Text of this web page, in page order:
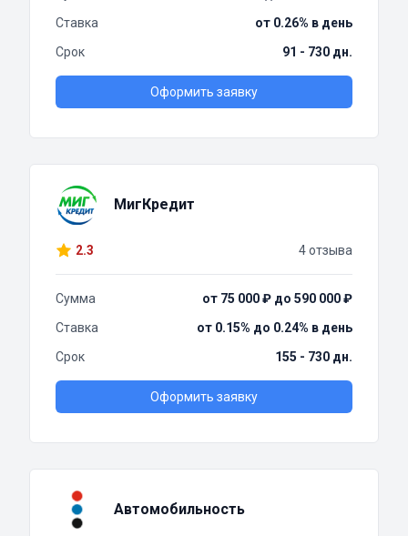
Ставка
от 0.26% в день
Срок
91 - 730 дн.
Оформить заявку
МигКредит
2.3 4 отзыва
Сумма
от 75 000 ₽ до 590 000 ₽
Ставка
от 0.15% до 0.24% в день
Срок
155 - 730 дн.
Оформить заявку
Автомобильность